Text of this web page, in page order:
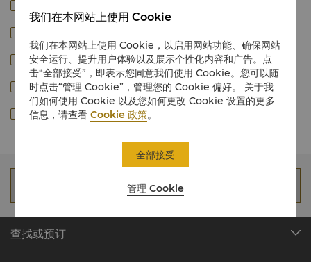
足部按摩
关注缓解按摩 - 头/背
中式按摩
输入客人信息
查找或预订
我们在本网站上使用 Cookie
我们在本网站上使用 Cookie，以启用网站功能、确保网站
安全运行、提升用户体验以及展示个性化内容和广告。点
击“全部接受”，即表示您同意我们使用 Cookie。您可以随
时点击“管理 Cookie”，管理您的 Cookie 偏好。 关于我
们如何使用 Cookie 以及您如何更改 Cookie 设置的更多
信息，请查看Cookie 政策。
管理 Cookie
全部接受